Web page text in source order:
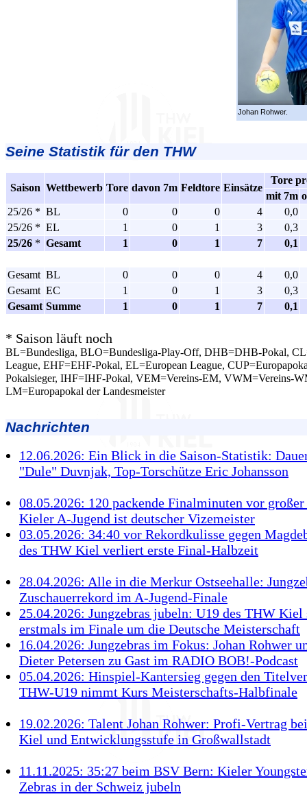
Johan Rohwer.
Seine Statistik für den THW
Saison Wettbewerb Tore davon 7m Feldtore Einsätze
Tore
mit 7m
25/26 * BL 0 0 0 4
0,0
25/26 * EL 1 0 1 3
0,3
25/26 * Gesamt 1 0 1 7 0,1
Gesamt BL 0 0 0 4
0,0
Gesamt EC 1 0 1 3
0,3
Gesamt Summe 1 0 1 7 0,1
* Saison läuft noch
BL=Bundesliga, BLO=Bundesliga-Play-Off, DHB=DHB-Pokal,
League, EHF=EHF-Pokal, EL=European League,
Pokalsieger, IHF=IHF-Pokal, VEM=Vereins-EM, VWM=Vereins-
LM=Europapokal der Landesmeister
Nachrichten
12.06.2026: Ein Blick in die Saison-Statistik:
"Dule" Duvnjak, Top-Torschütze Eric Johansson
08.05.2026: 120 packende Finalminuten vor
Kieler A-Jugend ist deutscher Vizemeister
03.05.2026: 34:40 vor Rekordkulisse gegen
des THW Kiel verliert erste Final-Halbzeit
28.04.2026: Alle in die Merkur Ostseehalle:
Zuschauerrekord im A-Jugend-Finale
25.04.2026: Jungzebras jubeln: U19 des THW Kiel
erstmals im Finale um die Deutsche Meisterschaft
16.04.2026: Jungzebras im Fokus: Johan Rohwer
Dieter Petersen zu Gast im RADIO BOB!-Podcast
05.04.2026: Hinspiel-Kantersieg gegen den
THW-U19 nimmt Kurs Meisterschafts-Halbfinale
19.02.2026: Talent Johan Rohwer: Profi-Vertrag
Kiel und Entwicklungsstufe in Großwallstadt
11.11.2025: 35:27 beim BSV Bern: Kieler
Zebras in der Schweiz jubeln